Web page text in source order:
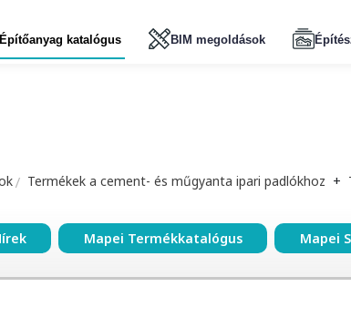
Építőanyag katalógus BIM megoldások
Termékek a cement- és műgyanta ipari padlókhoz +
Mapei Termékkatalógus Mapei